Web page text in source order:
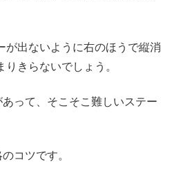
が出ないように右のほうで縦消
きらないでしょう。
って、そこそこ難しいステー
コツです。